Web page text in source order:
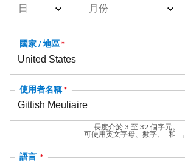
國家 / 地區
使用者名稱
長度介於 3 至 32 個字元。
可使用英文字母、數字、- 和 _。
語言